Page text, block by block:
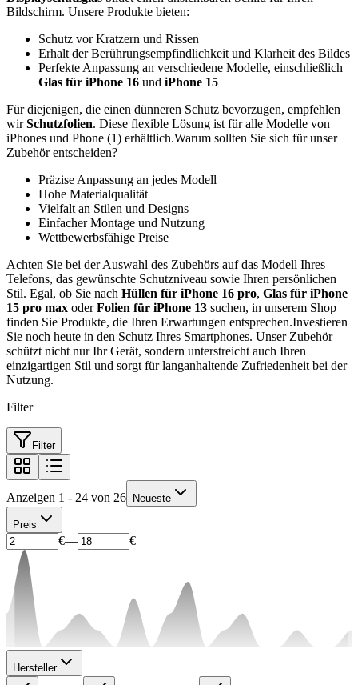
Bildschirm. Unsere Produkte bieten:
Schutz vor Kratzern und Rissen
Erhalt der Berührungsempfindlichkeit und Klarheit des Bildes
Perfekte Anpassung an verschiedene Modelle, einschließlich
Glas für iPhone 16 und iPhone 15
Für diejenigen, die einen dünneren Schutz bevorzugen, empfehlen
wirSchutzfolien. Diese flexible Lösung ist für alle Modelle von
iPhones und Phone (1) erhältlich.Warum sollten Sie sich für unser
Zubehör entscheiden?
Präzise Anpassung an jedes Modell
Hohe Materialqualität
Vielfalt an Stilen und Designs
Einfacher Montage und Nutzung
Wettbewerbsfähige Preise
Achten Sie bei der Auswahl des Zubehörs auf das Modell Ihres
Telefons, das gewünschte Schutzniveau sowie Ihren persönlichen
Stil. Egal, ob Sie nach Hüllen für iPhone 16 pro, Glas für iPhone
15 pro max oderFolien für iPhone 13 suchen, in unserem Shop
finden Sie Produkte, die Ihren Erwartungen entsprechen.Investieren
Sie noch heute in den Schutz Ihres Smartphones. Unser Zubehör
schützt nicht nur Ihr Gerät, sondern unterstreicht auch Ihren
einzigartigen Stil und sorgt für langanhaltende Zufriedenheit bei der
Nutzung.
Filter
Filter
Anzeigen 1 - 24 von 26 Neueste
Preis
€— €
Hersteller